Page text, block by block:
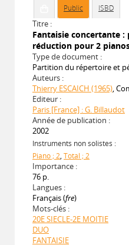
Public ISBD
Titre :
Fantaisie concertante
réduction pour 2
Type de document :
Partition du répertoire et
Auteurs :
Thierry ESCAICH (1965),
Editeur :
Paris [France] : G. Billaudot
Année de publication :
2002
Instruments non solistes :
Piano ; 2, Total ; 2
Importance :
76 p.
Langues :
Français (fre)
Mots-clés :
20E SIECLE-2E MOITIE
DUO
FANTAISIE